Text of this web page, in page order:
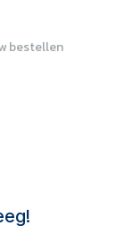
bestellen